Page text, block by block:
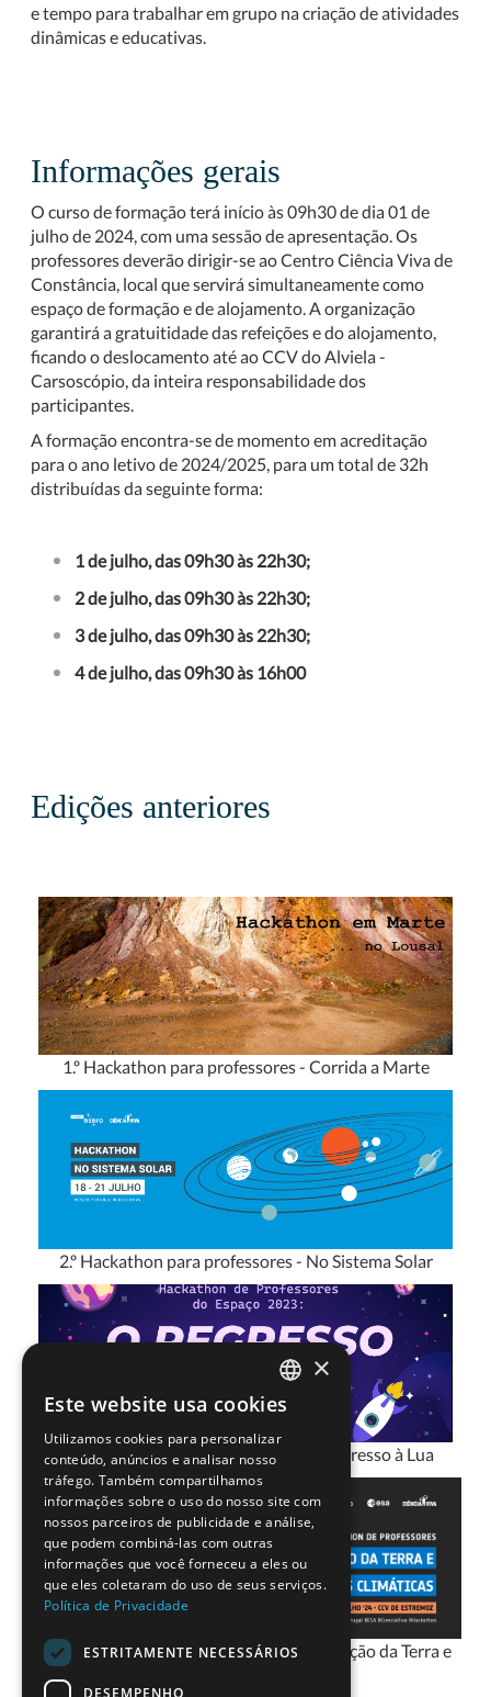
e tempo para trabalhar em grupo na criação de atividades
dinâmicas e educativas.
Informações gerais
O curso de formação terá início às 09h30 de dia 01 de
julho de 2024, com uma sessão de apresentação. Os
professores deverão dirigir-se ao Centro Ciência Viva de
Constância, local que servirá simultaneamente como
espaço de formação e de alojamento. A organização
garantirá a gratuitidade das refeições e do alojamento,
ficando o deslocamento até ao CCV do Alviela -
Carsoscópio, da inteira responsabilidade dos
participantes.
A formação encontra-se de momento em acreditação
para o ano letivo de 2024/2025, para um total de 32h
distribuídas da seguinte forma:
1 de julho, das 09h30 às 22h30;
2 de julho, das 09h30 às 22h30;
3 de julho, das 09h30 às 22h30;
4 de julho, das 09h30 às 16h00
Edições anteriores
1.º Hackathon para professores - Corrida a Marte
2.º Hackathon para professores - No Sistema Solar
3.º Hackathon para professores - O Regresso à Lua
4.º Hackathon para professores - Observação da Terra e
Alterações Climáticas
PORTUGUESE
ENGLISH
×
Este website usa cookies
Utilizamos cookies para personalizar
conteúdo, anúncios e analisar nosso
tráfego. Também compartilhamos
informações sobre o uso do nosso site com
nossos parceiros de publicidade e análise,
que podem combiná-las com outras
informações que você forneceu a eles ou
que eles coletaram do uso de seus serviços.
Política de Privacidade
ESTRITAMENTE NECESSÁRIOS
DESEMPENHO